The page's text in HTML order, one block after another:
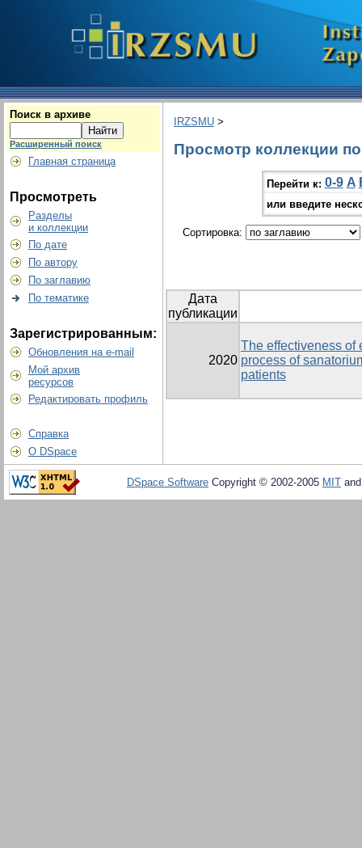
Поиск в архиве
Расширенный поиск
Главная страница
Просмотреть
Разделы
и коллекции
По дате
По автору
По заглавию
По тематике
Зарегистрированным:
Обновления на e-mail
Мой архив
ресурсов
Редактировать профиль
Справка
О DSpace
IRZSMU >
Просмотр коллекции
Перейти к: 0-9 A
или введите
Сортировка:
Дата
публикации
2020
The effectiveness of
process of
patients
DSpace Software Copyright © 2002-2005 MIT